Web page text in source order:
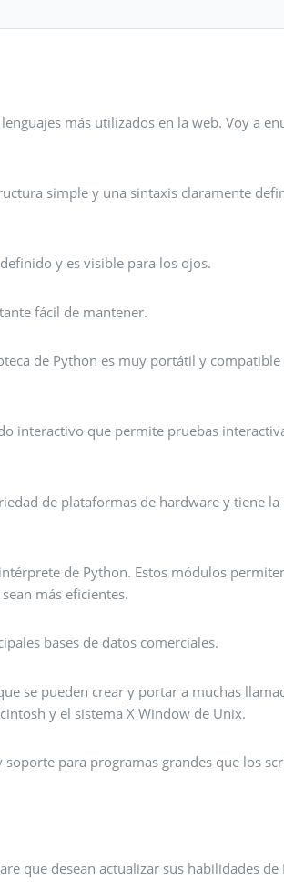
más utilizados en la web. Voy a
simple y una sintaxis claramente
y es visible para los ojos.
fácil de mantener.
de Python es muy portátil y
interactivo que permite pruebas
de plataformas de hardware y tiene
de Python. Estos módulos
más eficientes.
bases de datos comerciales.
se pueden crear y portar a muchas
y el sistema X Window de Unix.
para programas grandes que los
que desean actualizar sus habilidades